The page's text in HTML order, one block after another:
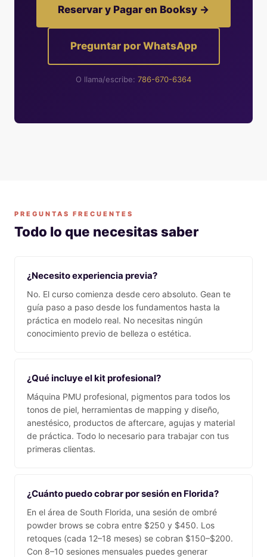
Reservar y Pagar en Booksy →
Preguntar por WhatsApp
O llama/escribe: 786-670-6364
PREGUNTAS FRECUENTES
Todo lo que necesitas saber
¿Necesito experiencia previa?
No. El curso comienza desde cero absoluto. Gean te
guía paso a paso desde los fundamentos hasta la
práctica en modelo real. No necesitas ningún
conocimiento previo de belleza o estética.
¿Qué incluye el kit profesional?
Máquina PMU profesional, pigmentos para todos los
tonos de piel, herramientas de mapping y diseño,
anestésico, productos de aftercare, agujas y material
de práctica. Todo lo necesario para trabajar con tus
primeras clientas.
¿Cuánto puedo cobrar por sesión en Florida?
En el área de South Florida, una sesión de ombré
powder brows se cobra entre $250 y $450. Los
retoques (cada 12–18 meses) se cobran $150–$200.
Con 8–10 sesiones mensuales puedes generar